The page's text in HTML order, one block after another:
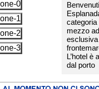
categoria
mezzo
L’hotel è
dal porto